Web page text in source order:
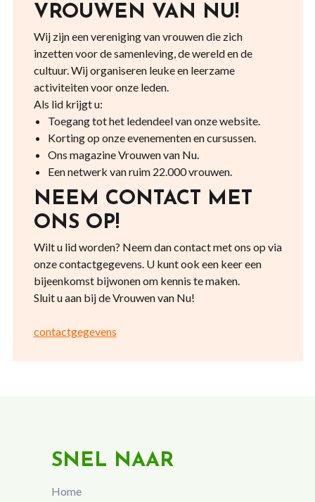
VROUWEN VAN NU!
Wij zijn een vereniging van vrouwen die zich
inzetten voor de samenleving, de wereld en de
cultuur. Wij organiseren leuke en leerzame
activiteiten voor onze leden.
Als lid krijgt u:
Toegang tot het ledendeel van onze website.
Korting op onze evenementen en cursussen.
Ons magazine Vrouwen van Nu.
Een netwerk van ruim 22.000 vrouwen.
NEEM CONTACT MET
ONS OP!
Wilt u lid worden? Neem dan contact met ons op via
onze contactgegevens. U kunt ook een keer een
bijeenkomst bijwonen om kennis te maken.
Sluit u aan bij de Vrouwen van Nu!
contactgegevens
SNEL NAAR
Home